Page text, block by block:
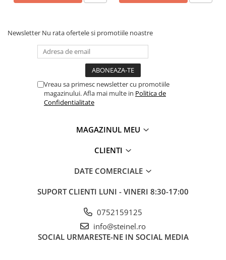
Newsletter Nu rata ofertele si promotiile noastre
Vreau sa primesc newsletter cu promotiile
magazinului. Afla mai multe in Politica de
Confidentialitate
MAGAZINUL MEU
CLIENTI
DATE COMERCIALE
SUPORT CLIENTI LUNI - VINERI 8:30-17:00
0752159125
info@steinel.ro
SOCIAL URMARESTE-NE IN SOCIAL MEDIA